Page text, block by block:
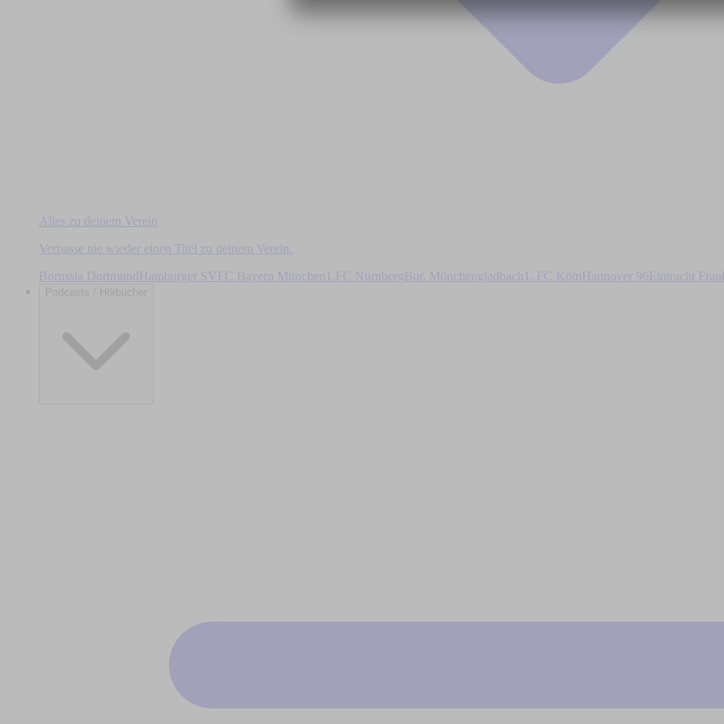
Alles zu deinem Verein
Verpasse nie wieder einen Titel zu deinem Verein.
Borussia DortmundHamburger SV FC Bayern München 1.FC Nürnberg Bor. Mönchengladbach 1. FC Köln Hannover 96Eintracht
Podcasts / Hörbücher